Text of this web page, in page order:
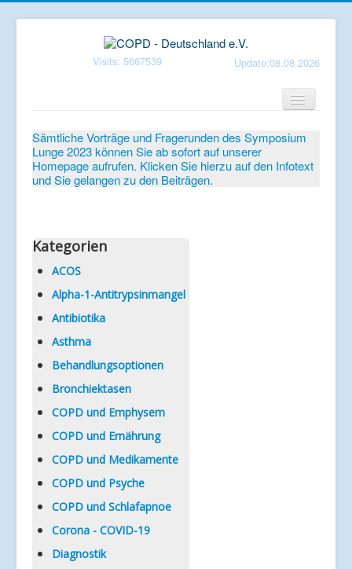
Visits: 5667539 Update:08.08.2026
Verein
Patientenbroschüren
Mediathek
Aktuelles
Veranstaltungen
Informationen
Sämtliche Vorträge und Fragerunden des Symposium
Lunge 2023 können Sie ab sofort auf unserer
Homepage aufrufen. Klicken Sie hierzu auf den Infotext
und Sie gelangen zu den Beiträgen.
Kategorien
ACOS
Alpha-1-Antitrypsinmangel
Antibiotika
Asthma
Behandlungsoptionen
Bronchiektasen
COPD und Emphysem
COPD und Ernährung
COPD und Medikamente
COPD und Psyche
COPD und Schlafapnoe
Corona - COVID-19
Diagnostik